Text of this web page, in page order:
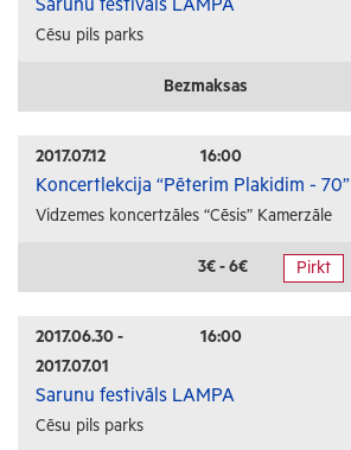
Ģimenēm ar bērniem
Sarunu festivāls LAMPA
Cēsu pils parks
Bezmaksas
2017.07.12 16:00
Koncertlekcija “Pēterim Plakidim - 70”
Vidzemes koncertzāles “Cēsis” Kamerzāle
3€ - 6€ Pirkt
2017.06.30 -
2017.07.01
16:00
Sarunu festivāls LAMPA
Cēsu pils parks